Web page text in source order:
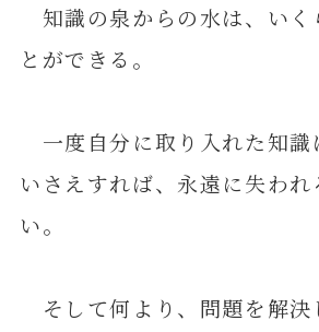
知識の泉からの水は、いく
とができる。
一度自分に取り入れた知識
いさえすれば、永遠に失われ
い。
そして何より、問題を解決